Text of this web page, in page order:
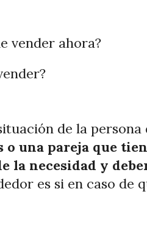
vender ahora?
de la
o una pareja que
la necesidad y
es si en caso de